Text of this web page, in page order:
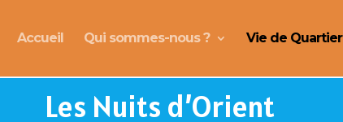
Accueil Qui sommes-nous ? Vie de Quartier
Les Nuits d’Orient